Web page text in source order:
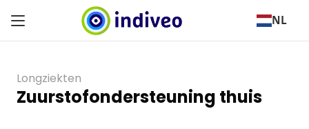
NL
Longziekten
Zuurstofondersteuning thuis